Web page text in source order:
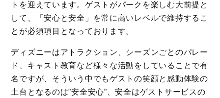
トを迎えています。ゲストがパークを楽しむ大前提と
して、「安心と安全」を常に高いレベルで維持するこ
とが必須項目となっております。
ディズニーはアトラクション、シーズンごとのパレー
ド、キャスト教育など様々な活動をしていることで有
名ですが、そういう中でもゲストの笑顔と感動体験の
土台となるのは”安全安心”、安全はゲストサービスの